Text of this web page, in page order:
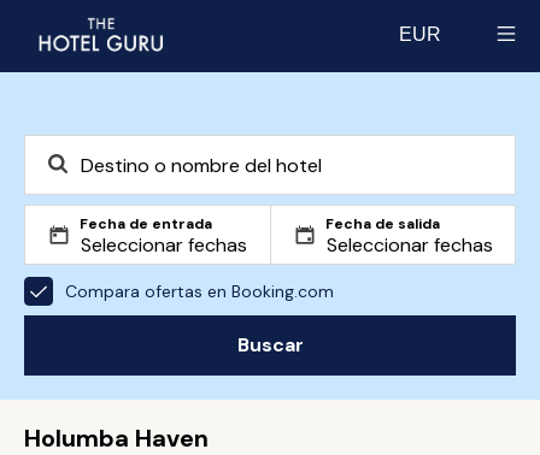
EUR
Fecha de entrada Fecha de salida
Compara ofertas en Booking.com
Buscar
Holumba Haven